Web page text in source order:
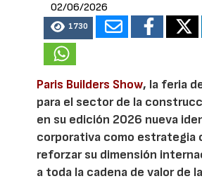
02/06/2026
1730
Paris Builders Show, la feria
para el sector de la
en su edición 2026 nueva
corporativa como estrategia
reforzar su dimensión
a toda la cadena de valor de